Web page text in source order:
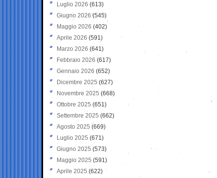
Luglio 2026 (613)
Giugno 2026 (545)
Maggio 2026 (402)
Aprile 2026 (591)
Marzo 2026 (641)
Febbraio 2026 (617)
Gennaio 2026 (652)
Dicembre 2025 (627)
Novembre 2025 (668)
Ottobre 2025 (651)
Settembre 2025 (662)
Agosto 2025 (669)
Luglio 2025 (671)
Giugno 2025 (573)
Maggio 2025 (591)
Aprile 2025 (622)